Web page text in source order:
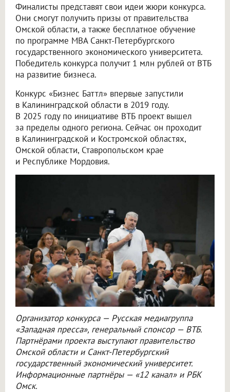
Финалисты представят свои идеи жюри конкурса.
Они смогут получить призы от правительства
Омской области, а также бесплатное обучение
по программе MBA Санкт-Петербургского
государственного экономического университета.
Победитель конкурса получит 1 млн рублей от ВТБ
на развитие бизнеса.
Конкурс «Бизнес Баттл» впервые запустили
в Калининградской области в 2019 году.
В 2025 году по инициативе ВТБ проект вышел
за пределы одного региона. Сейчас он проходит
в Калининградской и Костромской областях,
Омской области, Ставропольском крае
и Республике Мордовия.
Организатор конкурса — Русская медиагруппа
«Западная пресса», генеральный спонсор — ВТБ.
Партнёрами проекта выступают правительство
Омской области и Санкт-Петербургский
государственный экономический университет.
Информационные партнёры — «12 канал» и РБК
Омск.